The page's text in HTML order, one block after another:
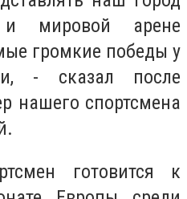
мировой арене
громкие победы у
- сказал после
нашего спортсмена
готовится к